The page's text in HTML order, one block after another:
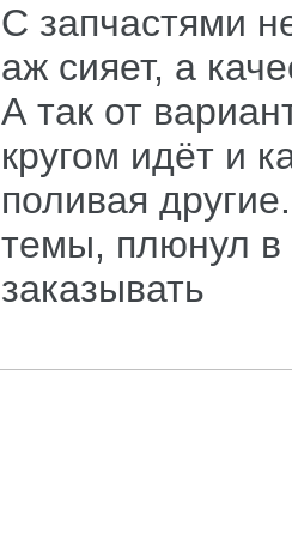
С запчастями
аж сияет, а
А так от
кругом идёт и
поливая
темы, плюнул в
заказывать